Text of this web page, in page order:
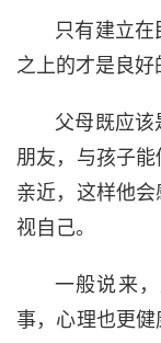
只有建立
之上的才是良好
父母既应该
朋友，与孩子
亲近，这样他
视自己。
一般说来
事，心理也更